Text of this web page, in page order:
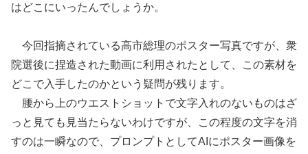
はどこにいったんでしょうか。
今回指摘されている高市総理のポスター写真ですが、衆
院選後に捏造された動画に利用されたとして、この素材を
どこで入手したのかという疑問が残ります。
腰から上のウエストショットで文字入れのないものはざ
っと見ても見当たらないわけですが、この程度の文字を消
すのは一瞬なので、プロンプトとしてAIにポスター画像を